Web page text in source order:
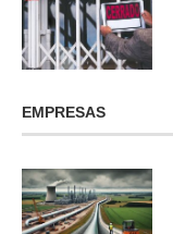
EMPRESAS